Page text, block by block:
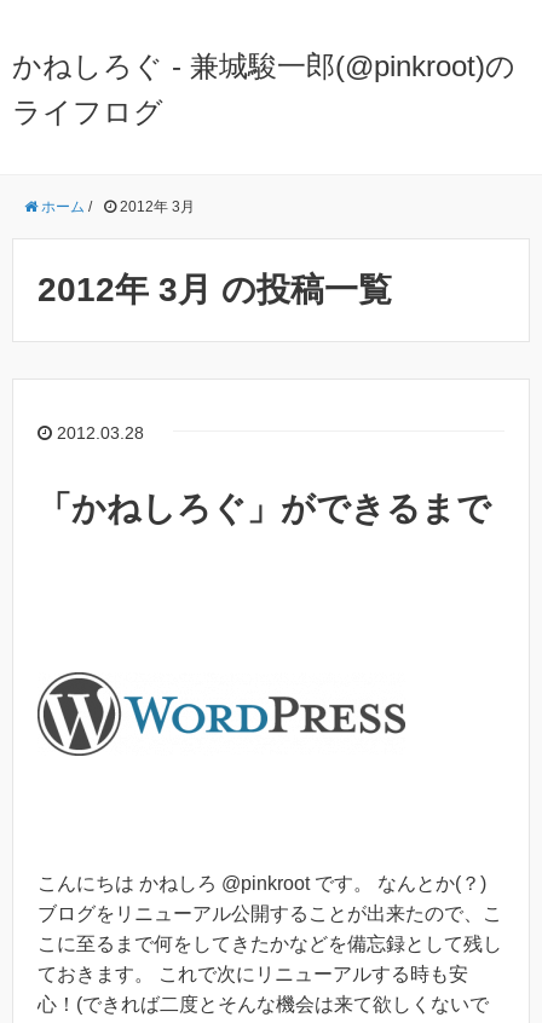
かねしろぐ - 兼城駿一郎(@pinkroot)の
ライフログ
ホーム / 2012年 3月
2012年 3月 の投稿一覧
2012.03.28
「かねしろぐ」ができるまで
こんにちは かねしろ @pinkroot です。 なんとか(？)
ブログをリニューアル公開することが出来たので、こ
こに至るまで何をしてきたかなどを備忘録として残し
ておきます。 これで次にリニューアルする時も安
心！(できれば二度とそんな機会は来て欲しくないで